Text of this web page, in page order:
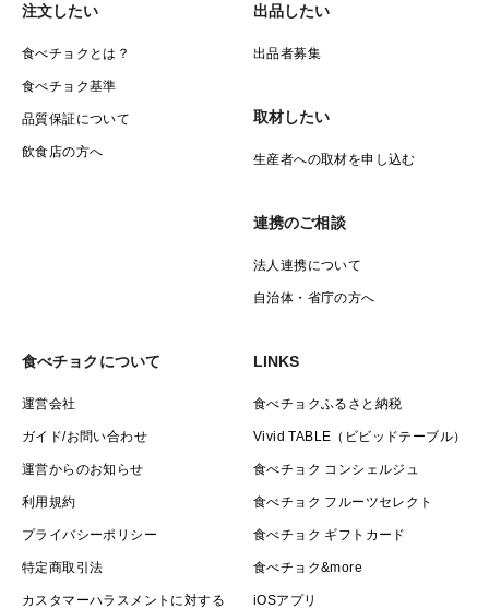
注文したい
食べチョクとは？
食べチョク基準
品質保証について
飲食店の方へ
出品したい
出品者募集
取材したい
生産者への取材を申し込む
連携のご相談
法人連携について
自治体・省庁の方へ
食べチョクについて
運営会社
ガイド/お問い合わせ
運営からのお知らせ
利用規約
プライバシーポリシー
特定商取引法
カスタマーハラスメントに対する
LINKS
食べチョクふるさと納税
Vivid TABLE（ビビッドテーブル）
食べチョク コンシェルジュ
食べチョク フルーツセレクト
食べチョク ギフトカード
食べチョク&more
iOSアプリ